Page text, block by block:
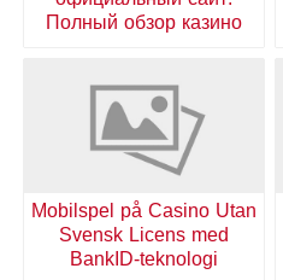
Полный обзор казино
Mobilspel på Casino Utan
Svensk Licens med
BankID-teknologi